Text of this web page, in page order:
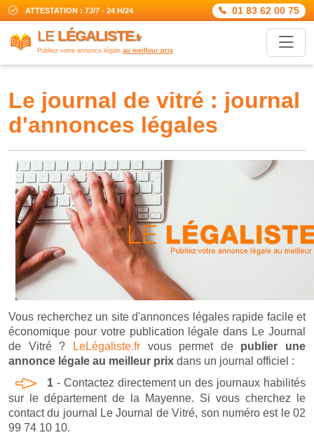
ATTESTATION : 7J/7 - 24 H/24 01 83 62 00 75
LE LÉGALISTE.fr
Publiez votre annonce légale au meilleur prix
le journal de vitré : journal
d'annonces légales
Vous recherchez un site d'annonces légales rapide facile et
économique pour votre publication légale dans Le Journal
de Vitré ?
LeLégaliste.frvous permet de publier une
annonce légale au meilleur prix dans un journal officiel :
1- Contactez directement un des journaux habilités
sur le département de la Mayenne. Si vous cherchez le
contact du journal Le Journal de Vitré, son numéro est le 02
99 74 10 10.